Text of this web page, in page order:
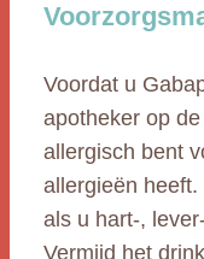
Voordat u
apotheker op
allergisch bent
allergieën
als u hart-,
Vermijd het